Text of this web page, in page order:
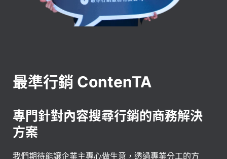
最準行銷 ContenTA
專門針對內容搜尋行銷的商務解決
方案
我們期待能讓企業主專心做生意，透過專業分工的方